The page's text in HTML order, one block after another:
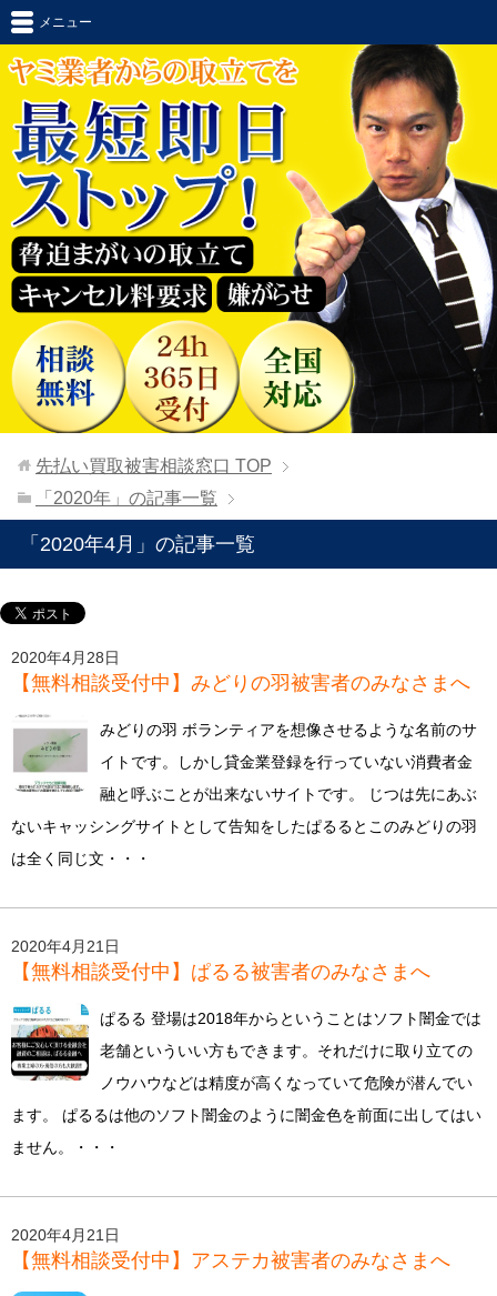
メニュー
先払い買取被害相談窓口 TOP
「2020年」の記事一覧
「2020年4月」の記事一覧
2020年4月28日
【無料相談受付中】みどりの羽被害者のみなさまへ
みどりの羽 ボランティアを想像させるような名前のサ
イトです。しかし貸金業登録を行っていない消費者金
融と呼ぶことが出来ないサイトです。 じつは先にあぶ
ないキャッシングサイトとして告知をしたぱるるとこのみどりの羽
は全く同じ文・・・
2020年4月21日
【無料相談受付中】ぱるる被害者のみなさまへ
ぱるる 登場は2018年からということはソフト闇金では
老舗といういい方もできます。それだけに取り立ての
ノウハウなどは精度が高くなっていて危険が潜んでい
ます。 ぱるるは他のソフト闇金のように闇金色を前面に出してはい
ません。・・・
2020年4月21日
【無料相談受付中】アステカ被害者のみなさまへ